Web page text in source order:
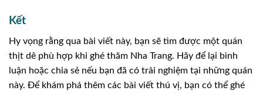
Kết
Hy vọng rằng qua bài viết này, bạn sẽ tìm được một quán
thịt dê phù hợp khi ghé thăm Nha Trang. Hãy để lại bình
luận hoặc chia sẻ nếu bạn đã có trải nghiệm tại những quán
này. Để khám phá thêm các bài viết thú vị, bạn có thể ghé